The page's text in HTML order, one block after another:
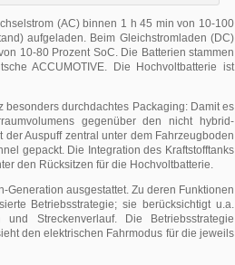
(AC) binnen 1 h 45 min von 10-100
aufgeladen. Beim Gleichstromladen (DC)
10-80 Prozent SoC. Die Batterien stammen
ACCUMOTIVE. Die Hochvoltbatterie ist
durchdachtes Packaging: Damit es
gegenüber den nicht hybrid-
Auspuff zentral unter dem Fahrzeugboden
gepackt. Die Integration des Kraftstofftanks
den Rücksitzen für die Hochvoltbatterie.
Generation ausgestattet. Zu deren Funktionen
Betriebsstrategie; sie berücksichtigt u.a.
und Streckenverlauf. Die Betriebsstrategie
den elektrischen Fahrmodus für die jeweils